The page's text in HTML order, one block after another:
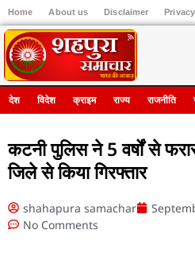
Home About us Disclaimer
देश विदेश क्राइम राज्य राजनीति
कटनी पुलिस ने 5 वर्षों से
जिले से किया गिरफ्तार
shahapura samachar
No Comments